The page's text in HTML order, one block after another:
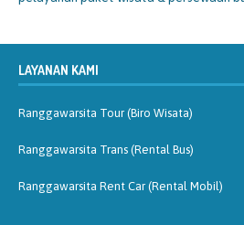
LAYANAN KAMI
Ranggawarsita Tour (Biro Wisata)
Ranggawarsita Trans (Rental Bus)
Ranggawarsita Rent Car (Rental Mobil)